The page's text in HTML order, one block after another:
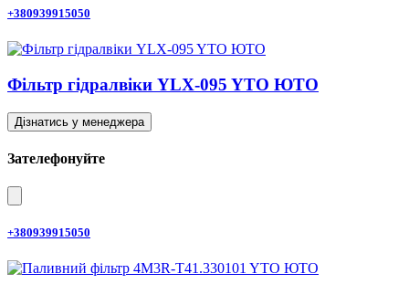
+380939915050
Фільтр гідралвіки YLX-095 YTO ЮТО
Дізнатись у менеджера
Зателефонуйте
+380939915050